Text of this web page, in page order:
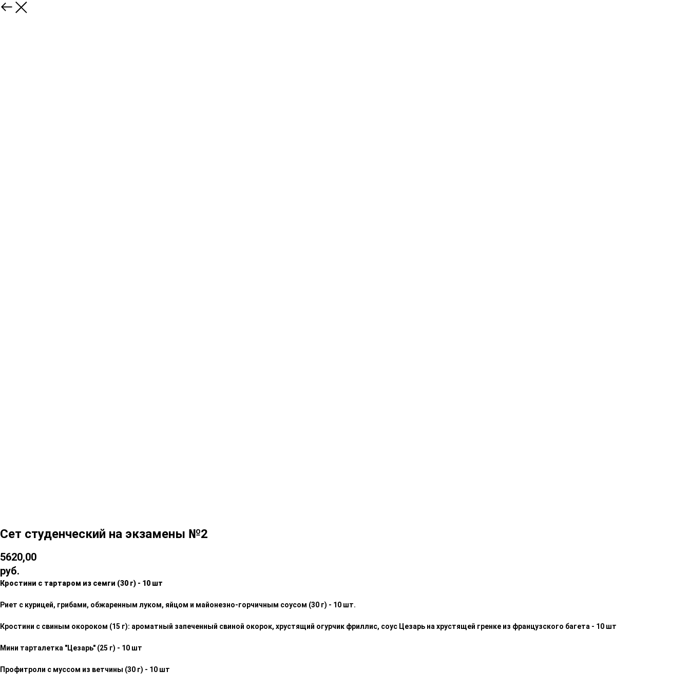
Сет студенческий на экзамены №2
5620,00
руб.
Кростини с тартаром из семги (30 г) - 10 шт
Риет с курицей, грибами, обжаренным луком, яйцом и майонезно-горчичным соусом (30 г) - 10 шт.
Кростини с свиным окороком (15 г): ароматный запеченный свиной окорок, хрустящий огурчик фриллис, соус Цезарь на хрустящей гренке из французского багета - 10 шт
Мини тарталетка "Цезарь" (25 г) - 10 шт
Профитроли с муссом из ветчины (30 г) - 10 шт